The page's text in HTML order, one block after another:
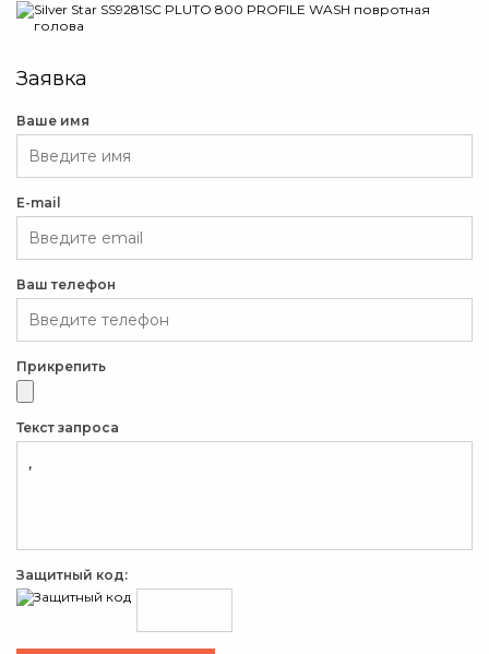
Заявка
Ваше имя
E-mail
Ваш телефон
Прикрепить
Текст запроса
Защитный код: